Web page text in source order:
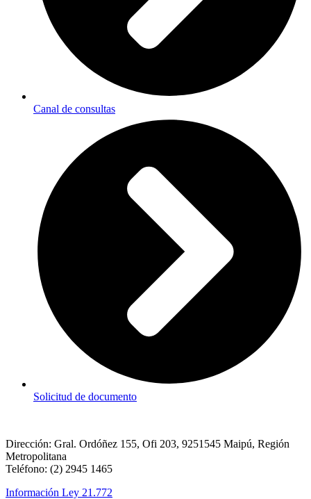
Canal de consultas
Solicitud de documento
Dirección: Gral. Ordóñez 155, Ofi 203, 9251545 Maipú, Región
Metropolitana
Teléfono: (2) 2945 1465
Información Ley 21.772